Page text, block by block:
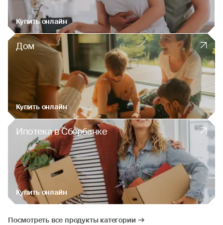
Купить онлайн
Дом
Купить онлайн
Ипотека в Сбербанке
Купить онлайн
Посмотреть все продукты категории